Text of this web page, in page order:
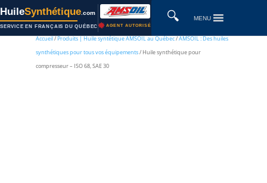
HuileSynthétique .com
SERVICE EN FRANÇAIS DU QUÉBEC AGENT AUTORISÉ
🔍 MENU
Accueil/Produits | Huile syntétique AMSOIL au Québec/AMSOIL : Des huiles
synthétiques pour tous vos équipements/ Huile synthétique pour
compresseur – ISO 68, SAE 30